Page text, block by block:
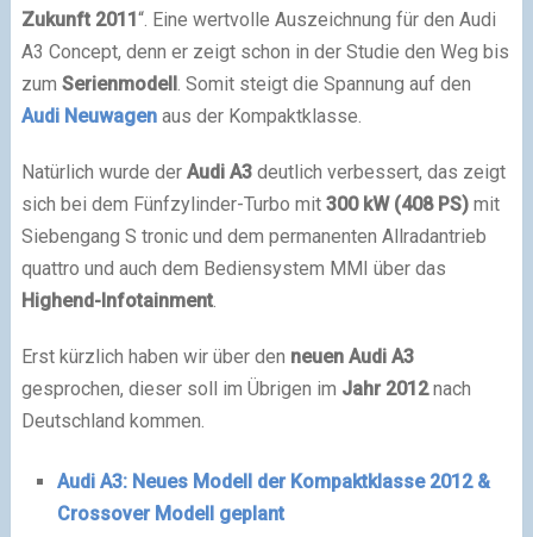
Zukunft 2011“. Eine wertvolle Auszeichnung für den Audi
A3 Concept, denn er zeigt schon in der Studie den Weg bis
zum Serienmodell. Somit steigt die Spannung auf den
Audi Neuwagenaus der Kompaktklasse.
Natürlich wurde der Audi A3deutlich verbessert, das zeigt
sich bei dem Fünfzylinder-Turbo mit 300 kW (408 PS)mit
Siebengang S tronic und dem permanenten Allradantrieb
quattro und auch dem Bediensystem MMI über das
Highend-Infotainment.
Erst kürzlich haben wir über den neuen Audi A3
gesprochen, dieser soll im Übrigen im Jahr 2012nach
Deutschland kommen.
Audi A3: Neues Modell der Kompaktklasse 2012 &
Crossover Modell geplant